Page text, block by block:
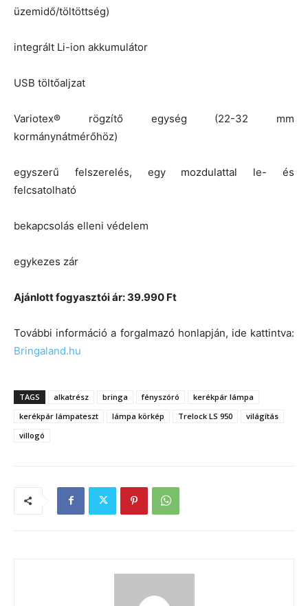
üzemidő/töltöttség)
integrált Li-ion akkumulátor
USB töltőaljzat
Variotex® rögzítő egység (22-32 mm
kormánynátmérőhöz)
egyszerű felszerelés, egy mozdulattal le- és
felcsatolható
bekapcsolás elleni védelem
egykezes zár
Ajánlott fogyasztói ár: 39.990 Ft
További információ a forgalmazó honlapján, ide kattintva:
Bringaland.hu
TAGS alkatrész bringa fényszóró
kerékpár lámpa
kerékpár lámpateszt
lámpa körkép Trelock LS 950
világítás
villogó